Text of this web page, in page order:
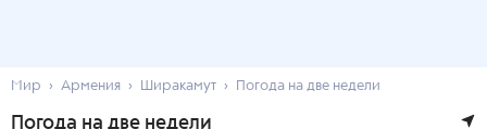
Мир Армения Ширакамут Погода на две недели
Погода на две недели